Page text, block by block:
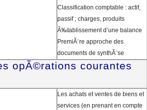
Classification comptable : actif,
passif ; charges, produits
Ã‰tablissement d’une balance
PremiÃ¨re approche des
documents de synthÃ¨se
opÃ©rations courantes
Les achats et ventes de biens et
services (en prenant en compte